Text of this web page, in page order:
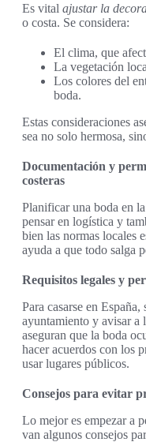
Es vital ajustar la
o costa. Se considera:
El clima, que
La vegetación
Los colores del
boda.
Estas consideraciones
sea no solo hermosa,
Documentación y
costeras
Planificar una boda en
pensar en logística y
bien las normas locales
ayuda a que todo salga
Requisitos legales y
Para casarse en
ayuntamiento y avisar a
aseguran que la boda
hacer acuerdos con los
usar lugares públicos.
Consejos para evitar
Lo mejor es empezar a
van algunos consejos